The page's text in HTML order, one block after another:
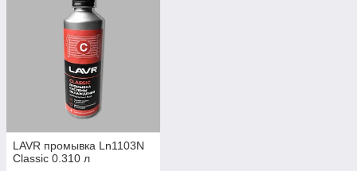
LAVR промывка Ln1103N
Classic 0.310 л